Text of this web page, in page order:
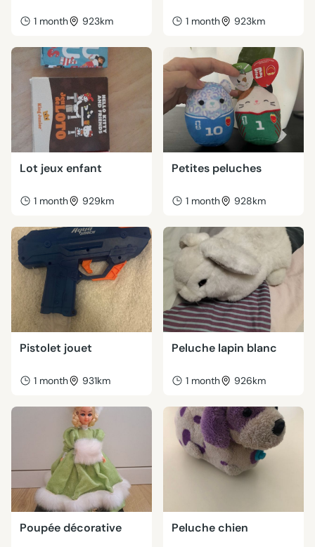
1 month 923km 1 month 923km
Lot jeux enfant
1 month 929km
Petites peluches
1 month 928km
Pistolet jouet
1 month 931km
Peluche lapin blanc
1 month 926km
Poupée décorative Peluche chien